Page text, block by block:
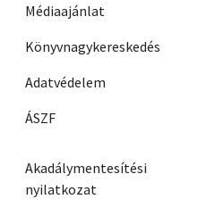
Médiaajánlat
Könyvnagykereskedés
Adatvédelem
ÁSZF
Akadálymentesítési
nyilatkozat